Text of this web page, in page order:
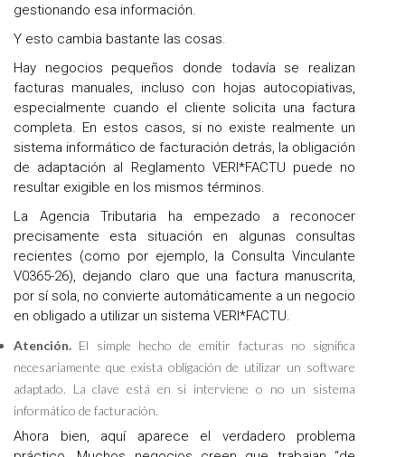
gestionando esa información.
Y esto cambia bastante las cosas.
Hay negocios pequeños donde todavía se realizan
facturas manuales, incluso con hojas autocopiativas,
especialmente cuando el cliente solicita una factura
completa. En estos casos, si no existe realmente un
sistema informático de facturación detrás, la obligación
de adaptación al Reglamento VERI*FACTU puede no
resultar exigible en los mismos términos.
La Agencia Tributaria ha empezado a reconocer
precisamente esta situación en algunas consultas
recientes (como por ejemplo, la Consulta Vinculante
V0365-26), dejando claro que una factura manuscrita,
por sí sola, no convierte automáticamente a un negocio
en obligado a utilizar un sistema VERI*FACTU.
Atención. El simple hecho de emitir facturas no significa
necesariamente que exista obligación de utilizar un software
adaptado. La clave está en si interviene o no un sistema
informático de facturación.
Ahora bien, aquí aparece el verdadero problema